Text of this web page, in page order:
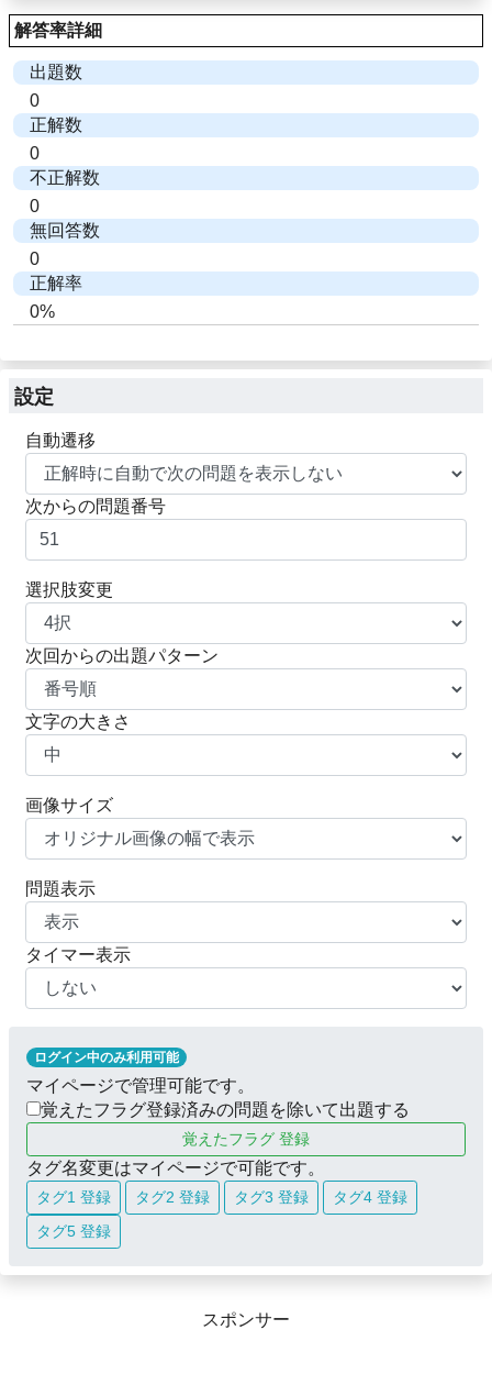
解答率詳細
出題数
0
正解数
0
不正解数
0
無回答数
0
正解率
0%
設定
自動遷移
次からの問題番号
選択肢変更
次回からの出題パターン
文字の大きさ
画像サイズ
問題表示
タイマー表示
ログイン中のみ利用可能
マイページで管理可能です。
覚えたフラグ登録済みの問題を除いて出題する
覚えたフラグ 登録
タグ名変更はマイページで可能です。
タグ1 登録 タグ2 登録 タグ3 登録
タグ4 登録
タグ5 登録
スポンサー